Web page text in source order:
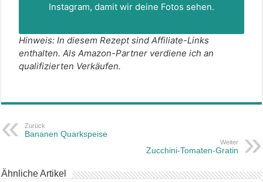
Instagram, damit wir deine Fotos sehen.
Hinweis: In diesem Rezept sind Affiliate-Links
enthalten. Als Amazon-Partner verdiene ich an
qualifizierten Verkäufen.
Zurück
Bananen Quarkspeise
Weiter
Zucchini-Tomaten-Gratin
Ähnliche Artikel